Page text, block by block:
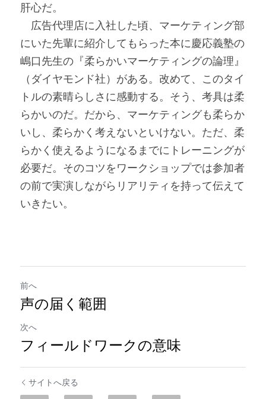
肝心だ。
広告代理店に入社した頃、マーケティング部
にいた先輩に紹介してもらった本に慶応義塾の
嶋口先生の『柔らかいマーケティングの論理』
（ダイヤモンド社）がある。改めて、このタイ
トルの素晴らしさに感動する。そう、考具は柔
らかいのだ。だから、マーケティングも柔らか
いし、柔らかく考えないといけない。ただ、柔
らかく使えるようになるまでにトレーニングが
必要だ。そのコツをワークショップでは参加者
の前で実演しながらリアリティを持って伝えて
いきたい。
前へ
声の届く範囲
次へ
フィールドワークの意味
サイトへ戻る